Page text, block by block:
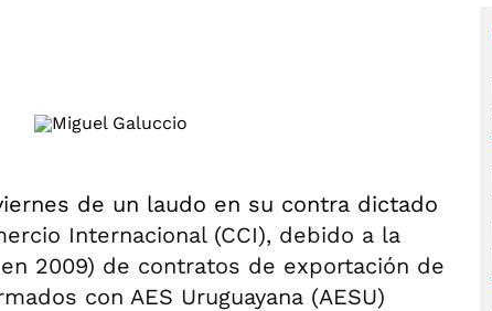
de un laudo en su contra dictado
Internacional (CCI), debido a la
2009) de contratos de exportación de
con AES Uruguayana (AESU)